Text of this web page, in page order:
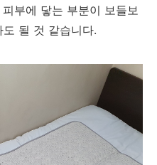
부에 닿는 부분이 보들보
될 것 같습니다.